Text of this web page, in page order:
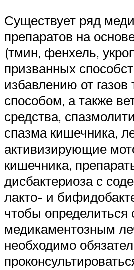
Существует ряд
препаратов на
(тмин, фенхель,
призванных
избавлению от
способом, а также
средства,
спазма кишечника,
активизирующие
кишечника,
дисбактериоза с
лакто- и
чтобы определиться
медикаментозным
необходимо